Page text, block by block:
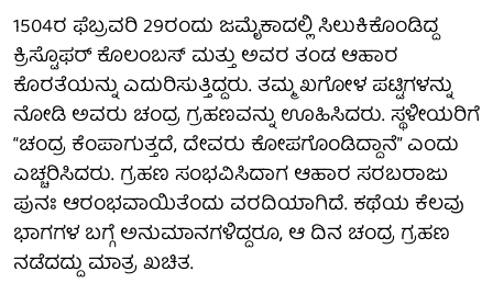
1504ರ ಫೆಬ್ರವರಿ 29ರಂದು ಜಮೈಕಾದಲ್ಲಿ ಸಿಲುಕಿಕೊಂಡಿದ್ದ
ಕ್ರಿಸ್ಟೊಫರ್ ಕೊಲಂಬಸ್ ಮತ್ತು ಅವರ ತಂಡ ಆಹಾರ
ಕೊರತೆಯನ್ನು ಎದುರಿಸುತ್ತಿದ್ದರು. ತಮ್ಮ ಖಗೋಳ ಪಟ್ಟಿಗಳನ್ನು
ನೋಡಿ ಅವರು ಚಂದ್ರ ಗ್ರಹಣವನ್ನು ಊಹಿಸಿದರು. ಸ್ಥಳೀಯರಿಗೆ
“ಚಂದ್ರ ಕೆಂಪಾಗುತ್ತದೆ, ದೇವರು ಕೋಪಗೊಂಡಿದ್ದಾನೆ” ಎಂದು
ಎಚ್ಚರಿಸಿದರು. ಗ್ರಹಣ ಸಂಭವಿಸಿದಾಗ ಆಹಾರ ಸರಬರಾಜು
ಪುನಃ ಆರಂಭವಾಯಿತೆಂದು ವರದಿಯಾಗಿದೆ. ಕಥೆಯ ಕೆಲವು
ಭಾಗಗಳ ಬಗ್ಗೆ ಅನುಮಾನಗಳಿದ್ದರೂ, ಆ ದಿನ ಚಂದ್ರ ಗ್ರಹಣ
ನಡೆದದ್ದು ಮಾತ್ರ ಖಚಿತ.